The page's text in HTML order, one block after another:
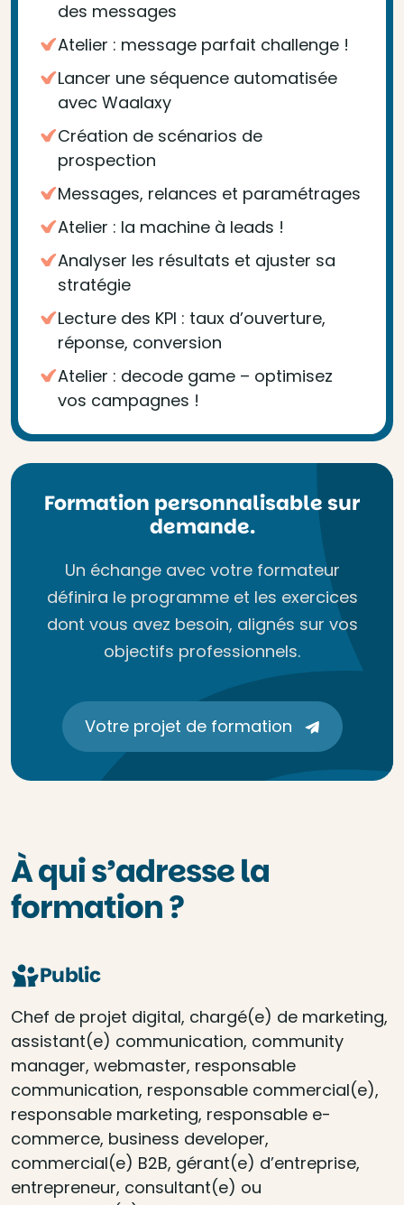
des messages
Atelier : message parfait challenge !
Lancer une séquence automatisée
avec Waalaxy
Création de scénarios de
prospection
Messages, relances et paramétrages
Atelier : la machine à leads !
Analyser les résultats et ajuster sa
stratégie
Lecture des KPI : taux d’ouverture,
réponse, conversion
Atelier : decode game – optimisez
vos campagnes !
Formation personnalisable sur
demande.
Un échange avec votre formateur
définira le programme et les exercices
dont vous avez besoin, alignés sur vos
objectifs professionnels.
Votre projet de formation
À qui s’adresse la
formation ?
Public
Chef de projet digital, chargé(e) de marketing,
assistant(e) communication, community
manager, webmaster, responsable
communication, responsable commercial(e),
responsable marketing, responsable e-
commerce, business developer,
commercial(e) B2B, gérant(e) d’entreprise,
entrepreneur, consultant(e) ou